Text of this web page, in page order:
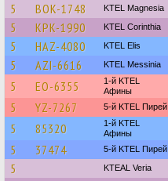
5 BOK-1748 ΚΤΕL Magnesia
5 KPK-1990 KTEL Corinthia
5 HAZ-4080 KTEL Elis
5 AZI-6616 KTEL Messinia
5 EO-6355
1-й KTEL
Афины
5 YZ-7267 5-й KTEL Пирей
5 85320
1-й KTEL
Афины
5 37474 5-й KTEL Пирей
5 KTEAL Veria